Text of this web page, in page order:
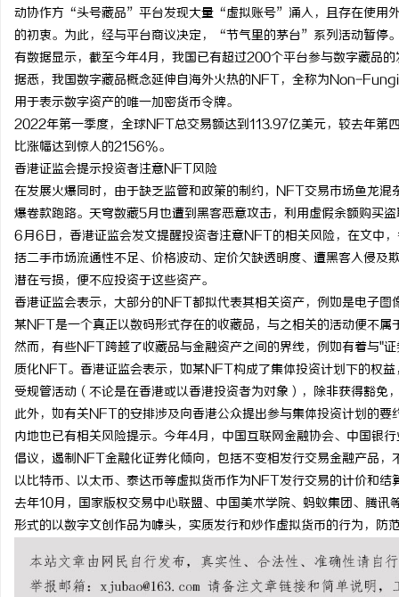
动协作方“头号藏品”平台发现大量“虚拟账号”涌入，且存在使用
的初衷。为此，经与平台商议决定，“节气里的茅台”系列活动暂停
有数据显示，截至今年4月，我国已有超过200个平台参与数字藏品的
据悉，我国数字藏品概念延伸自海外火热的NFT，全称为Non-
用于表示数字资产的唯一加密货币令牌。
2022年第一季度，全球NFT总交易额达到113.97亿美元，较去年第
比涨幅达到惊人的2156%。
香港证监会提示投资者注意NFT风险
在发展火爆同时，由于缺乏监管和政策的制约，NFT交易市场鱼龙
爆卷款跑路。天穹数藏5月也遭到黑客恶意攻击，利用虚假余额购买
6月6日，香港证监会发文提醒投资者注意NFT的相关风险，在文中
括二手市场流通性不足、价格波动、定价欠缺透明度、遭黑客入侵
潜在亏损，便不应投资于这些资产。
香港证监会表示，大部分的NFT都拟代表其相关资产，例如是电子
某NFT是一个真正以数码形式存在的收藏品，与之相关的活动便不属
然而，有些NFT跨越了收藏品与金融资产之间的界线，例如有着与"
质化NFT。香港证监会表示，如某NFT构成了集体投资计划下的权
受规管活动（不论是在香港或以香港投资者为对象），除非获得豁免
此外，如有关NFT的安排涉及向香港公众提出参与集体投资计划的
内地也已有相关风险提示。今年4月，中国互联网金融协会、中国银
倡议，遏制NFT金融化证券化倾向，包括不变相发行交易金融产品
以比特币、以太币、泰达币等虚拟货币作为NFT发行交易的计价和
去年10月，国家版权交易中心联盟、中国美术学院、蚂蚁集团、腾
形式的以数字文创作品为噱头，实质发行和炒作虚拟货币的行为，防
全解析